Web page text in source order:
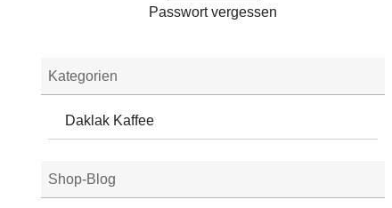
Passwort vergessen
Kategorien
Daklak Kaffee
Shop-Blog